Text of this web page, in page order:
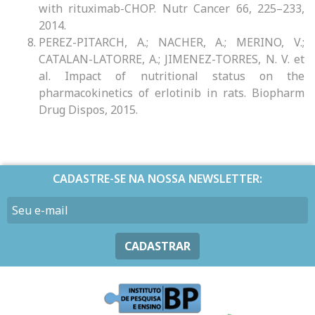
with rituximab-CHOP. Nutr Cancer 66, 225–233,
2014.
PEREZ-PITARCH, A.; NACHER, A.; MERINO, V.;
CATALAN-LATORRE, A.; JIMENEZ-TORRES, N. V. et
al. Impact of nutritional status on the
pharmacokinetics of erlotinib in rats. Biopharm
Drug Dispos, 2015.
CADASTRE-SE NA NOSSA NEWSLETTER:
CADASTRAR